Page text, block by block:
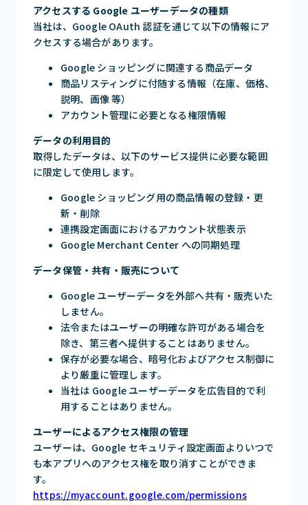
アクセスする Google ユーザーデータの種類
当社は、Google OAuth 認証を通じて以下の情報にア
クセスする場合があります。
Google ショッピングに関連する商品データ
商品リスティングに付随する情報（在庫、価格、
説明、画像 等）
アカウント管理に必要となる権限情報
データの利用目的
取得したデータは、以下のサービス提供に必要な範囲
に限定して使用します。
Google ショッピング用の商品情報の登録・更
新・削除
連携設定画面におけるアカウント状態表示
Google Merchant Center への同期処理
データ保管・共有・販売について
Google ユーザーデータを外部へ共有・販売いた
しません。
法令またはユーザーの明確な許可がある場合を
除き、第三者へ提供することはありません。
保存が必要な場合、暗号化およびアクセス制御に
より厳重に管理します。
当社は Google ユーザーデータを広告目的で利
用することはありません。
ユーザーによるアクセス権限の管理
ユーザーは、Google セキュリティ設定画面よりいつで
も本アプリへのアクセス権を取り消すことができま
す。
https://myaccount.google.com/permissions